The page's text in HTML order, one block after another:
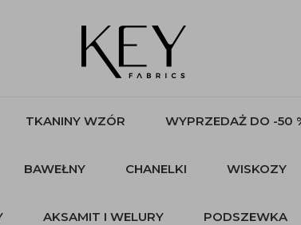
TKANINY WZÓR WYPRZEDAŻ DO -50
BAWEŁNY CHANELKI WISKOZY
AKSAMIT I WELURY PODSZEWKA